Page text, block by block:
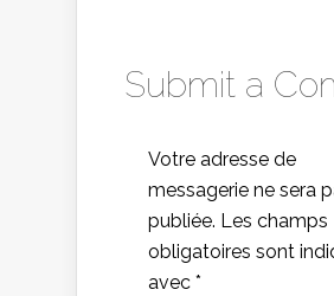
Submit a
Votre adresse de
messagerie ne sera
publiée. Les champs
obligatoires sont
avec *